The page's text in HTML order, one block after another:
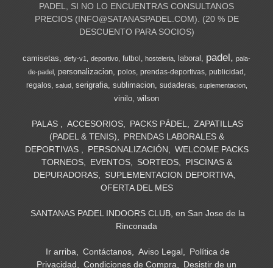
PADEL, SI NO LO ENCUENTRAS CONSULTANOS
PRECIOS (INFO@SATANASPADEL.COM). (20 % DE
DESCUENTO PARA SOCIOS)
camisetas defy-v1 deportivo futbol hosteleria laboral padel
pala-
de-padel
personalizacion polos prendas-deportivas publicidad
regalos
salud serigrafia sublimacion sudaderas suplementacion
vinilo wilson
PALAS ACCESORIOS PACKS PÁDEL
ZAPATILLAS
(PADEL & TENIS)
PRENDAS LABORALES &
DEPORTIVAS
PERSONALIZACIÓN
WELCOME PACKS
TORNEOS
EVENTOS SORTEOS
PISCINAS &
DEPURADORAS
SUPLEMENTACION DEPORTIVA
OFERTA DEL MES
SANTANAS PADEL INDOORS CLUB, en San Jose de la
Rinconada
Ir arriba Contáctanos Aviso Legal
Política de
Privacidad
Condiciones de Compra Desistir de un